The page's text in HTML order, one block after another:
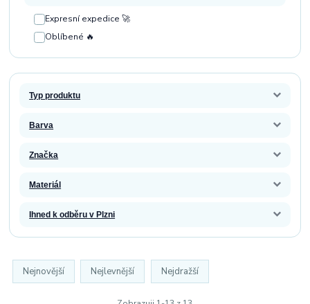
Expresní expedice 🚀
Oblíbené 🔥
Typ produktu
Barva
Značka
Materiál
Ihned k odběru v Plzni
Nejnovější Nejlevnější Nejdražší